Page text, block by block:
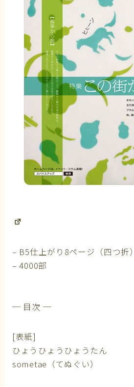
– B5仕上がり8ページ（四つ折）
– 4000部
─ 目次 ─
[表紙]
ひょうひょうひょうたん
sometae（てぬぐい）